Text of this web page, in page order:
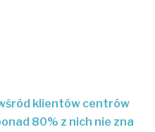
klientów centrów
80% z nich nie zna